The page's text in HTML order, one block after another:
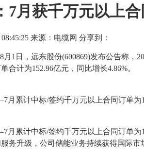
7月获千万元以上
来源：电缆网 分享到：
月1日，远东股份(600869)发布公告称，
合计为152.96亿元，同比增长4.86%。
月累计中标/签约千万元以上合同订单为
月累计中标/签约千万元以上合同订单为
务升级，公司储能业务持续获得国际市